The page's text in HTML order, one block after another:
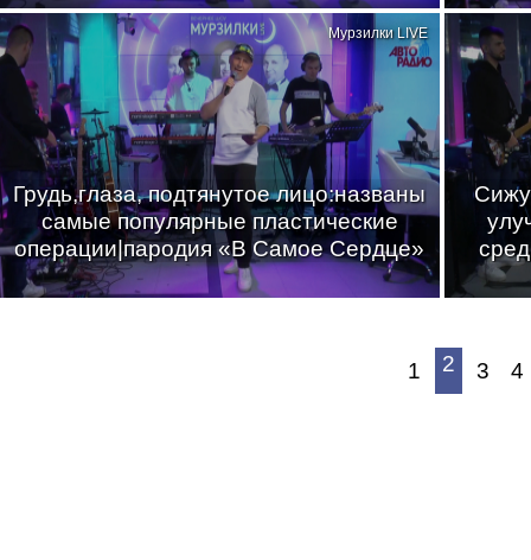
Грудь,глаза, подтянутое лицо:названы
самые популярные пластические
операции|пародия «В Самое Сердце»
Мурзилки LIVE
1 2 3 4